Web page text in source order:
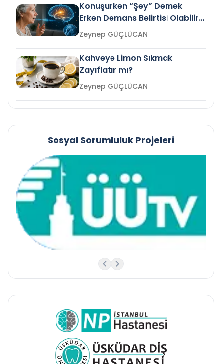
Konuşurken “Şey” Demek
Erken Demans Belirtisi Olabilir
mi?
Zeynep GÜÇLÜCAN
Kahveye Limon Sıkmak
Zayıflatır mı?
Zeynep GÜÇLÜCAN
Sosyal Sorumluluk Projeleri